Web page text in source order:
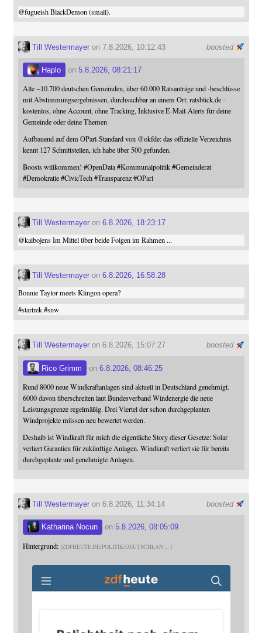
@fugueishBlackDemon (small).
boosted
Till Westermayeron 7.8.2026, 10:12:43
Haplo on 5.8.2026, 08:21:17
Alle ~10.700 deutschen Gemeinden, über 60.000 Ratsanträge und -beschlüsse
mit Abstimmungsergebnissen, durchsuchbar an einem Ort: ratsblick.de -
kostenlos, ohne Account, ohne Tracking, Inklusive E-Mail-Alerts für deine
Gemeinde oder deine Themen
Aufbauend auf dem OParl-Standard von @okfde: das offizielle Verzeichnis
kennt 127 Schnittstellen, ich habe über 500 gefunden.
Boosts willkommen! #OpenData #Kommunalpolitik #Gemeinderat
#Demokratie #CivicTech #Transparenz #OParl
Till Westermayeron 6.8.2026, 18:23:17
@kaibojensIm Mittel über beide Folgen im Rahmen ...
Till Westermayeron 6.8.2026, 16:58:28
Bonnie Taylor meets Klingon opera?
#startrek #snw
boosted
Till Westermayeron 6.8.2026, 15:07:27
Rico Grimm on 6.8.2026, 08:46:25
Rund 8000 neue Windkraftanlagen sind aktuell in Deutschland genehmigt.
6000 davon überschreiten laut Bundesverband Windenergie die neue
Leistungsgrenze regelmäßig. Drei Viertel der schon durchgeplanten
Windprojekte müssen neu bewertet werden.
Deshalb ist Windkraft für mich die eigentliche Story dieser Gesetze: Solar
verliert Garantien für zukünftige Anlagen. Windkraft verliert sie für bereits
durchgeplante und genehmigte Anlagen.
boosted
Till Westermayeron 6.8.2026, 11:34:14
Katharina Nocun on 5.8.2026, 08:05:09
Hintergrund: ZDFHEUTE.DE/POLITIK/DEUTSCHLAN